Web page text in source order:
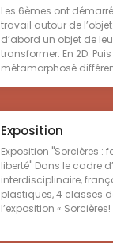
Les 6èmes ont
travail autour de
d’abord un objet de
transformer. En 2D.
métamorphosé
Exposition
Exposition "Sorcières :
liberté" Dans le cadre
interdisciplinaire,
plastiques, 4 classes
l’exposition « Sorcières!